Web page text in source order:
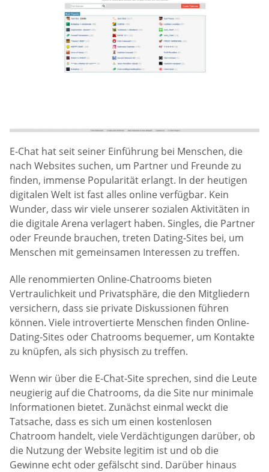
E-Chat hat seit seiner Einführung bei Menschen, die
nach Websites suchen, um Partner und Freunde zu
finden, immense Popularität erlangt. In der heutigen
digitalen Welt ist fast alles online verfügbar. Kein
Wunder, dass wir viele unserer sozialen Aktivitäten in
die digitale Arena verlagert haben. Singles, die Partner
oder Freunde brauchen, treten Dating-Sites bei, um
Menschen mit gemeinsamen Interessen zu treffen.
Alle renommierten Online-Chatrooms bieten
Vertraulichkeit und Privatsphäre, die den Mitgliedern
versichern, dass sie private Diskussionen führen
können. Viele introvertierte Menschen finden Online-
Dating-Sites oder Chatrooms bequemer, um Kontakte
zu knüpfen, als sich physisch zu treffen.
Wenn wir über die E-Chat-Site sprechen, sind die Leute
neugierig auf die Chatrooms, da die Site nur minimale
Informationen bietet. Zunächst einmal weckt die
Tatsache, dass es sich um einen kostenlosen
Chatroom handelt, viele Verdächtigungen darüber, ob
die Nutzung der Website legitim ist und ob die
Gewinne echt oder gefälscht sind. Darüber hinaus